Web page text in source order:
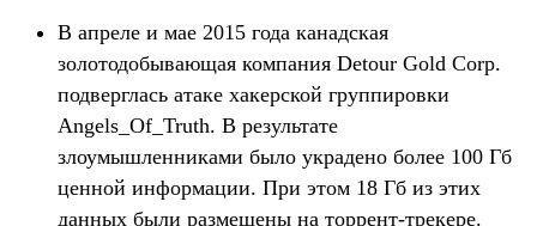
В апреле и мае 2015 года канадская
золотодобывающая компания Detour Gold Corp.
подверглась атаке хакерской группировки
Angels_Of_Truth. В результате
злоумышленниками было украдено более 100 Гб
ценной информации. При этом 18 Гб из этих
данных были размещены на торрент-трекере.